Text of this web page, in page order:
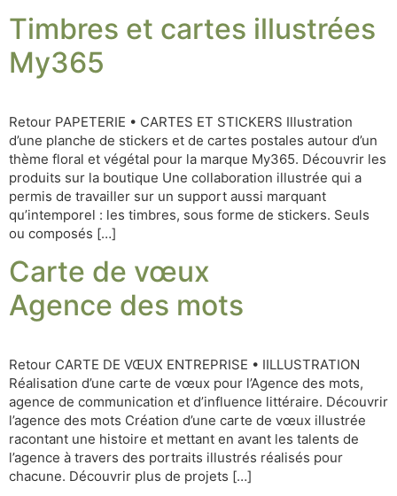
Timbres et cartes illustrées
My365
Retour PAPETERIE • CARTES ET STICKERS Illustration
d’une planche de stickers et de cartes postales autour d’un
thème floral et végétal pour la marque My365. Découvrir les
produits sur la boutique Une collaboration illustrée qui a
permis de travailler sur un support aussi marquant
qu’intemporel : les timbres, sous forme de stickers. Seuls
ou composés […]
Carte de vœux
Agence des mots
Retour CARTE DE VŒUX ENTREPRISE • IILLUSTRATION
Réalisation d’une carte de vœux pour l’Agence des mots,
agence de communication et d’influence littéraire. Découvrir
l’agence des mots Création d’une carte de vœux illustrée
racontant une histoire et mettant en avant les talents de
l’agence à travers des portraits illustrés réalisés pour
chacune. Découvrir plus de projets […]